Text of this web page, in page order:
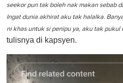
seekor pun tak boleh nak makan sebab
Ingat dunia akhirat aku tak halalka.
ni khas untuk si penipu ya, aku tak pukul
tulisnya di kapsyen.